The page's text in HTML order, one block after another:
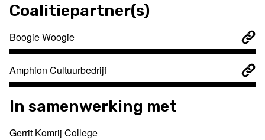
Coalitiepartner(s)
Boogie Woogie
Amphion Cultuurbedrijf
In samenwerking met
Gerrit Komrij College